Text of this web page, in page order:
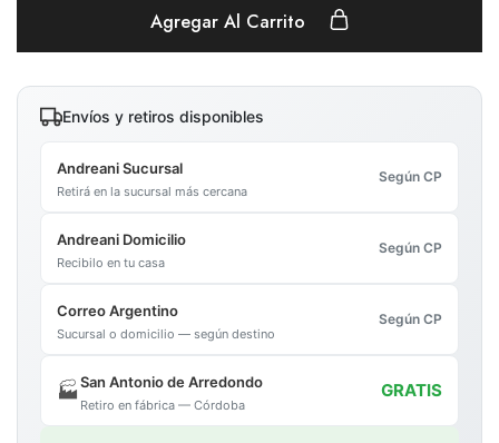
Agregar Al Carrito
Envíos y retiros disponibles
Andreani Sucursal
Retirá en la sucursal más cercana
Según CP
Andreani Domicilio
Recibilo en tu casa
Según CP
Correo Argentino
Sucursal o domicilio — según destino
Según CP
🏭San Antonio de Arredondo
Retiro en fábrica — Córdoba
GRATIS